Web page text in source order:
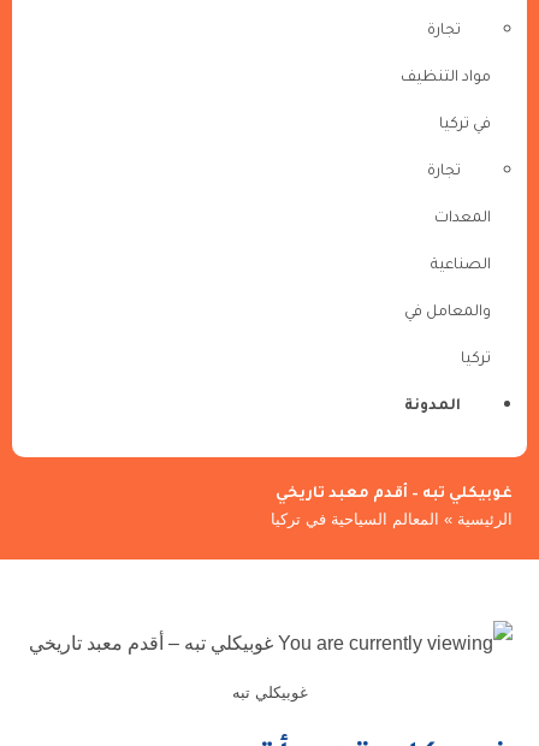
تجارة
مواد التنظيف
في تركيا
تجارة
المعدات
الصناعية
والمعامل في
تركيا
المدونة
غوبيكلي تبه – أقدم معبد تاريخي
الرئيسية » المعالم السياحية في تركيا
غوبيكلي تبه